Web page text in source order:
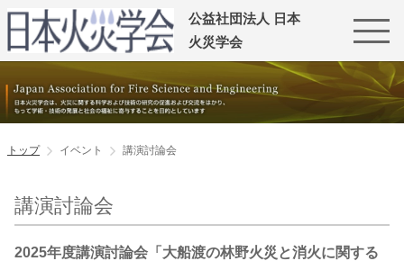
公益社団法人 日本
火災学会
トップ イベント 講演討論会
講演討論会
2025年度講演討論会「大船渡の林野火災と消火に関する